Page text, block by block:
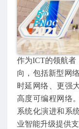
作为ICT的领航者
向，包括新型网
时延网络、更强
高度可编程网络
系统化演进和系
业智能升级提供支